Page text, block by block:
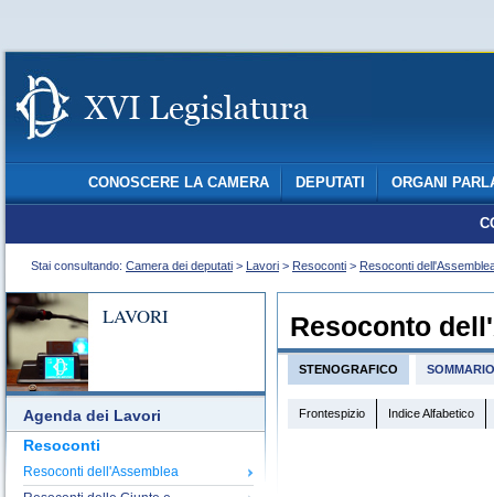
CONOSCERE LA CAMERA DEPUTATI ORGANI
Stai consultando: Camera dei deputati > Lavori > Resoconti > Resoconti
LAVORI
Agenda dei Lavori
Resoconti
Resoconti dell'Assemblea
Resoconto
STENOGRAFICO SOMMARIO
Frontespizio Indice Alfabetico